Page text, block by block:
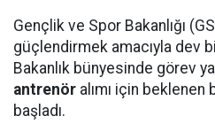
Gençlik ve Spor Bakanlığı
güçlendirmek amacıyla dev
Bakanlık bünyesinde görev
antrenör alımı için
başladı.